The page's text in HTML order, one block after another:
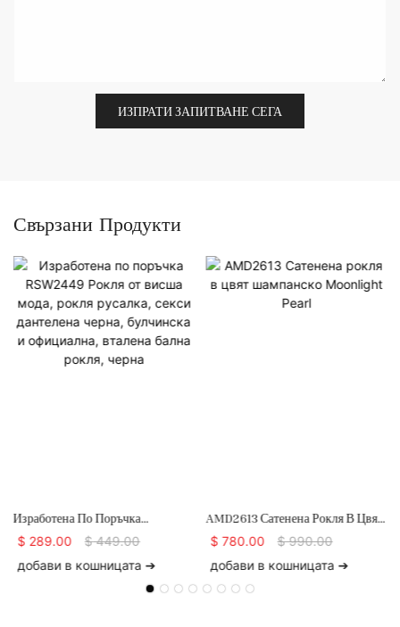
ИЗПРАТИ ЗАПИТВАНЕ СЕГА
Свързани Продукти
Изработена По Поръчка
RSW2449 Рокля От Висша Мода,
Черна, Булчинска И Официална,
Вталена Бална Рокля, Черна
$ 289.00 $449.00
добави в кошницата ➔
AMD2613 Сатенена Рокля В Цвят
Шампанско Moonlight Pearl
$ 780.00 $990.00
добави в кошницата ➔